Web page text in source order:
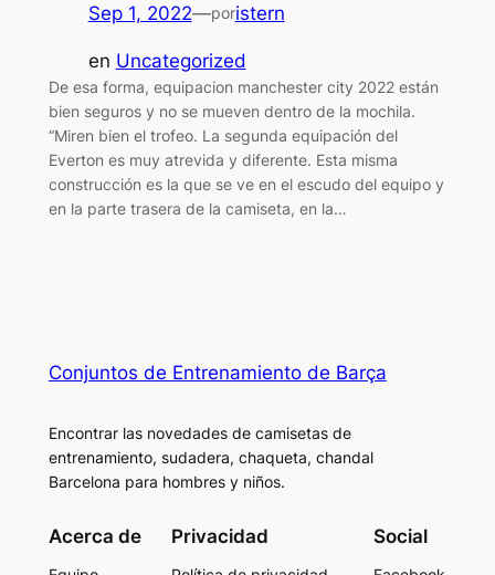
Sep 1, 2022—poristern
en Uncategorized
De esa forma, equipacion manchester city 2022 están
bien seguros y no se mueven dentro de la mochila.
“Miren bien el trofeo. La segunda equipación del
Everton es muy atrevida y diferente. Esta misma
construcción es la que se ve en el escudo del equipo y
en la parte trasera de la camiseta, en la…
Conjuntos de Entrenamiento de Barça
Encontrar las novedades de camisetas de
entrenamiento, sudadera, chaqueta, chandal
Barcelona para hombres y niños.
Acerca de Privacidad Social